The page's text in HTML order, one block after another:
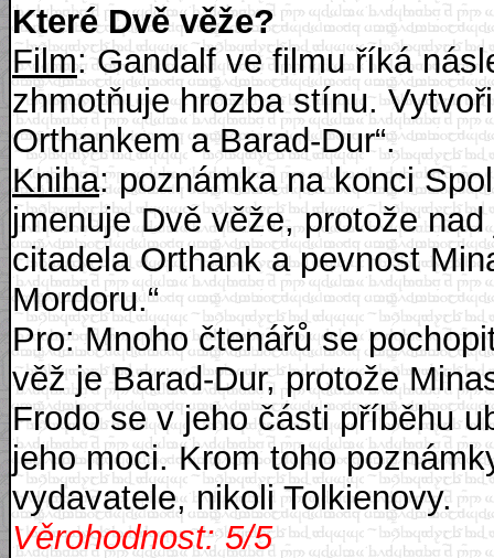
Které Dvě věže?
Film: Gandalf ve filmu říká
zhmotňuje hrozba stínu.
Orthankem a Barad-Dur“.
Kniha: poznámka na konci
jmenuje Dvě věže, protože
citadela Orthank a pevnost
Mordoru.“
Pro: Mnoho čtenářů se
věž je Barad-Dur, protože
Frodo se v jeho části příběhu
jeho moci. Krom toho
vydavatele, nikoli Tolkienovy.
Věrohodnost: 5/5